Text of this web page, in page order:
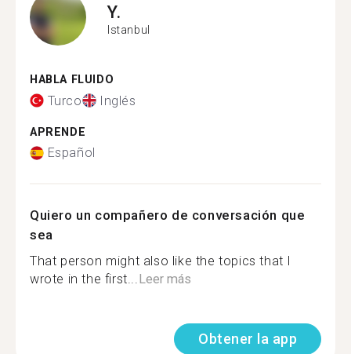
Y.
Istanbul
HABLA FLUIDO
Turco Inglés
APRENDE
Español
Quiero un compañero de conversación que
sea
That person might also like the topics that I
wrote in the first...Leer más
Obtener la app